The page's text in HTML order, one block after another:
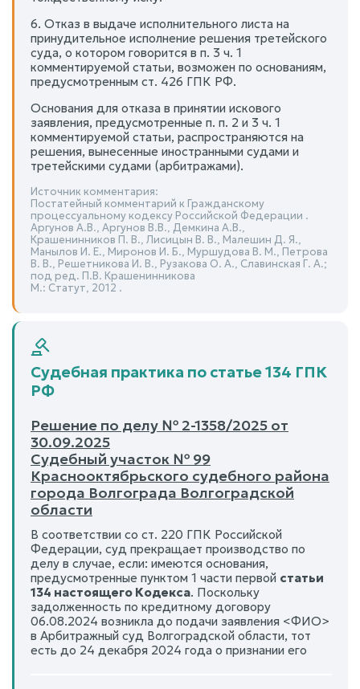
6. Отказ в выдаче исполнительного листа на
принудительное исполнение решения третейского
суда, о котором говорится в п. 3 ч. 1
комментируемой статьи, возможен по основаниям,
предусмотренным ст. 426 ГПК РФ.
Основания для отказа в принятии искового
заявления, предусмотренные п. п. 2 и 3 ч. 1
комментируемой статьи, распространяются на
решения, вынесенные иностранными судами и
третейскими судами (арбитражами).
Источник комментария:
Постатейный комментарий к Гражданскому
процессуальному кодексу Российской Федерации .
Аргунов А.В., Аргунов В.В., Демкина А.В.,
Крашенинников П. В., Лисицын В. В., Малешин Д. Я.,
Манылов И. Е., Миронов И. Б., Муршудова В. М., Петрова
В. В., Решетникова И. В., Рузакова О. А., Славинская Г. А.;
под ред. П.В. Крашенинникова
М.: Статут, 2012 .
Судебная практика по статье 134 ГПК
РФ
Решение по делу № 2-1358/2025 от
30.09.2025
Судебный участок № 99
Краснооктябрьского судебного района
города Волгограда Волгоградской
области
В соответствии со ст. 220 ГПК Российской
Федерации, суд прекращает производство по
делу в случае, если: имеются основания,
предусмотренные пунктом 1 части первой статьи
134 настоящего Кодекса. Поскольку
задолженность по кредитному договору
06.08.2024 возникла до подачи заявления <ФИО>
в Арбитражный суд Волгоградской области, тот
есть до 24 декабря 2024 года о признании его